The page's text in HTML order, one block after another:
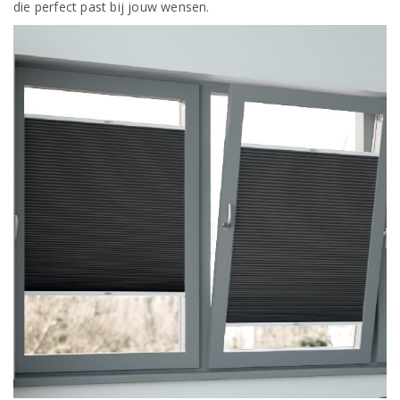
die perfect past bij jouw wensen.